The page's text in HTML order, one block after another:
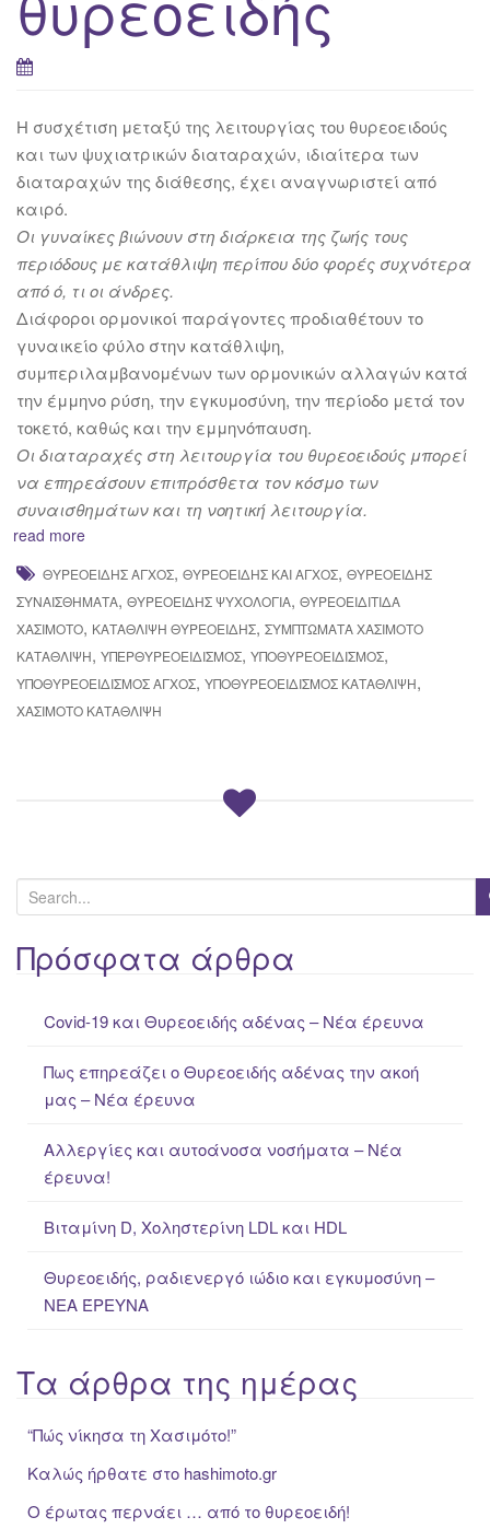
Η συσχέτιση μεταξύ της λειτουργίας του θυρεοειδούς
και των ψυχιατρικών διαταραχών, ιδιαίτερα των
διαταραχών της διάθεσης, έχει αναγνωριστεί από
καιρό.
Οι γυναίκες βιώνουν στη διάρκεια της ζωής τους
περιόδους με κατάθλιψη περίπου δύο φορές συχνότερα
από ό, τι οι άνδρες.
Διάφοροι ορμονικοί παράγοντες προδιαθέτουν το
γυναικείο φύλο στην κατάθλιψη,
συμπεριλαμβανομένων των ορμονικών αλλαγών κατά
την έμμηνο ρύση, την εγκυμοσύνη, την περίοδο μετά τον
τοκετό, καθώς και την εμμηνόπαυση.
Οι διαταραχές στη λειτουργία του θυρεοειδούς μπορεί
να επηρεάσουν επιπρόσθετα τον κόσμο των
συναισθημάτων και τη νοητική λειτουργία.
read more
ΘΥΡΕΟΕΙΔΉΣ ΆΓΧΟΣ, ΘΥΡΕΟΕΙΔΉΣ ΚΑΙ ΆΓΧΟΣ, ΘΥΡΕΟΕΙΔΉΣ
ΣΥΝΑΙΣΘΉΜΑΤΑ, ΘΥΡΕΟΕΙΔΉΣ ΨΥΧΟΛΟΓΊΑ, ΘΥΡΕΟΕΙΔΊΤΙΔΑ
ΧΑΣΙΜΟΤΟ, ΚΑΤΆΘΛΙΨΗ ΘΥΡΕΟΕΙΔΉΣ, ΣΥΜΠΤΏΜΑΤΑ ΧΑΣΙΜΟΤΟ
ΚΑΤΆΘΛΙΨΗ, ΥΠΕΡΘΥΡΕΟΕΙΔΙΣΜΌΣ, ΥΠΟΘΥΡΕΟΕΙΔΙΣΜΌΣ,
ΥΠΟΘΥΡΕΟΕΙΔΙΣΜΌΣ ΆΓΧΟΣ, ΥΠΟΘΥΡΕΟΕΙΔΙΣΜΌΣ ΚΑΤΆΘΛΙΨΗ,
ΧΑΣΙΜΟΤΟ ΚΑΤΆΘΛΙΨΗ
e
a
rΠρόσφατα άρθρα
Covid-19 και Θυρεοειδής αδένας – Νέα έρευνα
Πως επηρεάζει ο Θυρεοειδής αδένας την ακοή
μας – Νέα έρευνα
Αλλεργίες και αυτοάνοσα νοσήματα – Νέα
έρευνα!
Βιταμίνη D, Χοληστερίνη LDL και HDL
Θυρεοειδής, ραδιενεργό ιώδιο και εγκυμοσύνη –
ΝΕΑ ΈΡΕΥΝΑ
Τα άρθρα της ημέρας
“Πώς νίκησα τη Χασιμότο!”
Καλώς ήρθατε στο hashimoto.gr
Ο έρωτας περνάει … από το θυρεοειδή!